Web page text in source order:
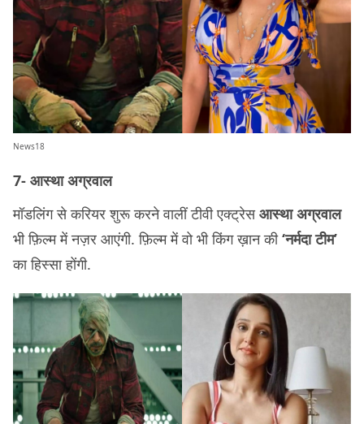
News18
7- आस्था अग्रवाल
मॉडलिंग से करियर शुरू करने वालीं टीवी एक्ट्रेसआस्था अग्रवाल
भी फ़िल्म में नज़र आएंगी. फ़िल्म में वो भी किंग ख़ान की‘नर्मदा टीम’
का हिस्सा होंगी.